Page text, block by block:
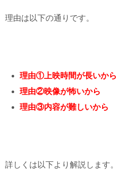
理由は以下の通りです。
理由①上映時間が長いから
理由②映像が怖いから
理由③内容が難しいから
詳しくは以下より解説します。